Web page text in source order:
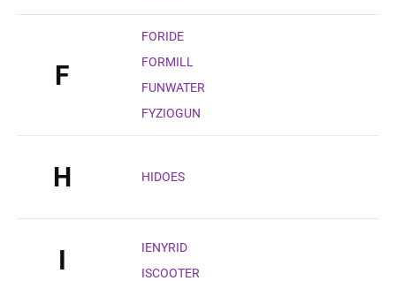
F
FORIDE
FORMILL
FUNWATER
FYZIOGUN
H HIDOES
I
IENYRID
ISCOOTER